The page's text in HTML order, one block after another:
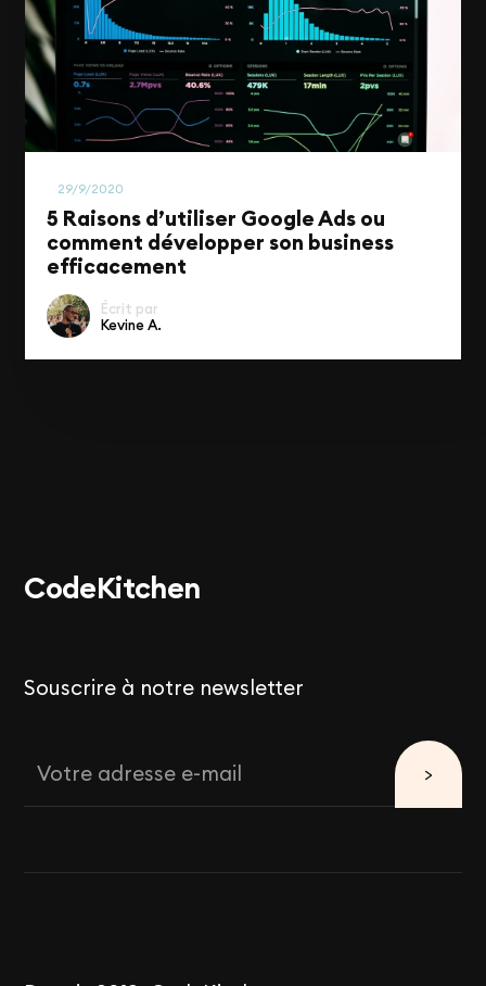
29/9/2020
5 Raisons d’utiliser Google Ads ou
comment développer son business
efficacement
Écrit par
Kevine A.
CodeKitchen
Souscrire à notre newsletter